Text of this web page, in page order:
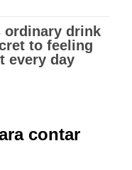
contar